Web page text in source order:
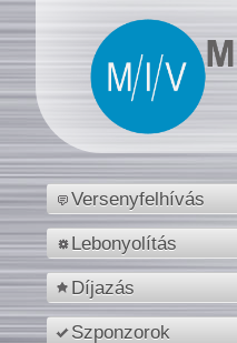
Versenyfelhívás
Lebonyolítás
Díjazás
Szponzorok